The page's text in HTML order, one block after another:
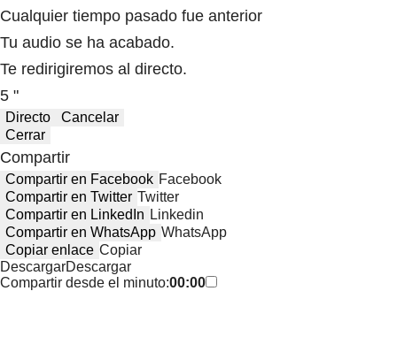
Cualquier tiempo pasado fue anterior
Tu audio se ha acabado.
Te redirigiremos al directo.
5 "
Directo
Cancelar
Cerrar
Compartir
Compartir en Facebook Facebook
Compartir en Twitter Twitter
Compartir en LinkedIn Linkedin
Compartir en WhatsApp WhatsApp
Copiar enlace Copiar
DescargarDescargar
Compartir desde el minuto:00:00